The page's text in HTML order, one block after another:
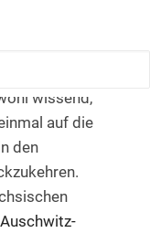
wissend,
auf die
den
Auschwitz-